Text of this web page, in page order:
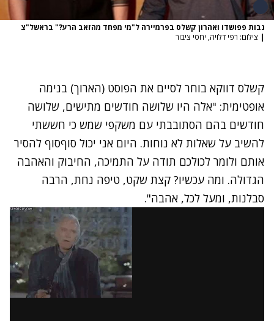
נבות פפושדו ואהרון קשלס בפרמיירה ל"מי מפחד מהזאב הרע?" בראשל"צ
| צילום: רפי דלויה, יחסי ציבור
קשלס דווקא בוחר לסיים את הפוסט (הארוך) בנימה
אופטימית: "אלה היו שלושה חודשים מתישים, שלושה
חודשים בהם הסתובבתי עם משקפי שמש כי חששתי
להשיב על שאלות לא נוחות. היום אני יכול סוףסוף להסיר
אותם ולומר לכולכם תודה על התמיכה, החיבוק והאהבה
הגדולה. ומה עכשיו? קצת שקט, טיפה נחת, הרבה
סבלנות, ומעל לכל, אהבה".